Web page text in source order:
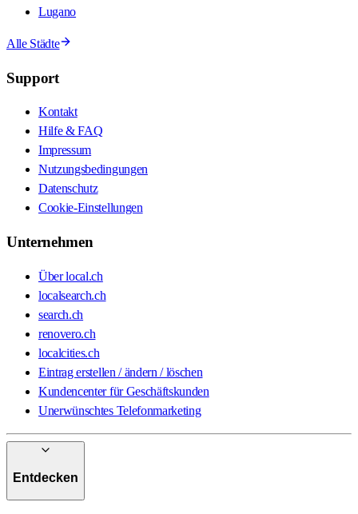
Lugano
Alle Städte
Support
Kontakt
Hilfe & FAQ
Impressum
Nutzungsbedingungen
Datenschutz
Cookie-Einstellungen
Unternehmen
Über local.ch
localsearch.ch
search.ch
renovero.ch
localcities.ch
Eintrag erstellen / ändern / löschen
Kundencenter für Geschäftskunden
Unerwünschtes Telefonmarketing
Entdecken